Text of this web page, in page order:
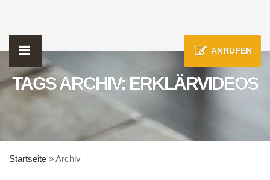
ANRUFEN
TAGS ARCHIV: ERKLÄRVIDEOS
Startseite »Archiv